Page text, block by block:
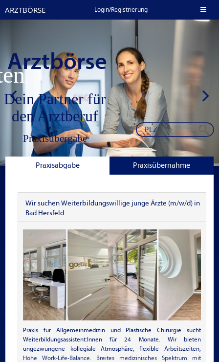
ARZTBÖRSE Login/Registrierung
Arztbörse
Dein Partner für
den Arztberuf
Praxisübergabe
Stellenangebote in
Jobbörse Klinik
Wohn- und
Praxisimmobilien für
Ärzte
Praxisabgabe Praxisübernahme
Wir suchen Weiterbildungswillige junge Ärzte (m/w/d) in
Bad Hersfeld
Praxis für Allgemeinmedizin und Plastische Chirurgie sucht
Weiterbildungsassistent:Innen für 24 Monate. Wir bieten
ungezwungene kollegiale Atmosphäre, flexible Arbeitszeiten,
Hohe Work-Life-Balance. Breites medizinisches Spektrum mit